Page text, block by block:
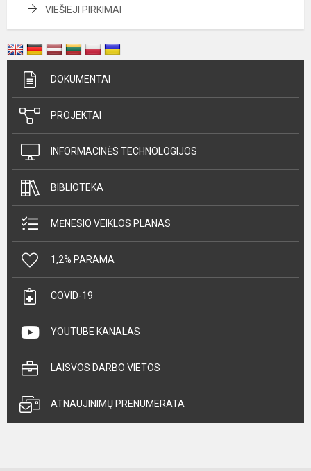
VIEŠIEJI PIRKIMAI
DOKUMENTAI
PROJEKTAI
INFORMACINĖS TECHNOLOGIJOS
BIBLIOTEKA
MĖNESIO VEIKLOS PLANAS
1,2% PARAMA
COVID-19
YOUTUBE KANALAS
LAISVOS DARBO VIETOS
ATNAUJINIMŲ PRENUMERATA